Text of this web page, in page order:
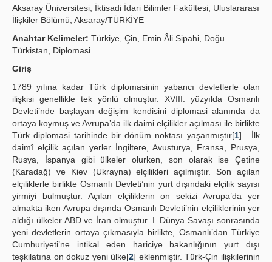
Guidelines
Aksaray Üniversitesi, İktisadi İdari Bilimler Fakültesi, Uluslararası
İlişkiler Bölümü, Aksaray/TÜRKİYE
Anahtar Kelimeler: Türkiye, Çin, Emin Âli Sipahi, Doğu
Türkistan, Diplomasi.
Giriş
1789 yılına kadar Türk diplomasinin yabancı devletlerle olan
ilişkisi genellikle tek yönlü olmuştur. XVIII. yüzyılda Osmanlı
Devleti’nde başlayan değişim kendisini diplomasi alanında da
ortaya koymuş ve Avrupa’da ilk daimi elçilikler açılması ile birlikte
Türk diplomasi tarihinde bir dönüm noktası yaşanmıştır[1] . İlk
daimî elçilik açılan yerler İngiltere, Avusturya, Fransa, Prusya,
Rusya, İspanya gibi ülkeler olurken, son olarak ise Çetine
(Karadağ) ve Kiev (Ukrayna) elçilikleri açılmıştır. Son açılan
elçiliklerle birlikte Osmanlı Devleti’nin yurt dışındaki elçilik sayısı
yirmiyi bulmuştur. Açılan elçiliklerin on sekizi Avrupa’da yer
almakta iken Avrupa dışında Osmanlı Devleti’nin elçiliklerinin yer
aldığı ülkeler ABD ve İran olmuştur. I. Dünya Savaşı sonrasında
yeni devletlerin ortaya çıkmasıyla birlikte, Osmanlı’dan Türkiye
Cumhuriyeti’ne intikal eden hariciye bakanlığının yurt dışı
teşkilatına on dokuz yeni ülke[2] eklenmiştir. Türk-Çin ilişkilerinin